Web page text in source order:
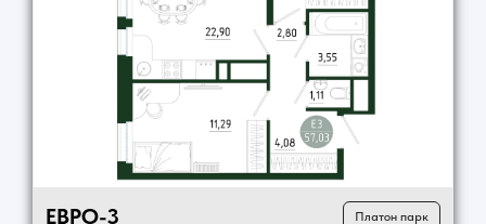
ЕВРО-3 Платон парк